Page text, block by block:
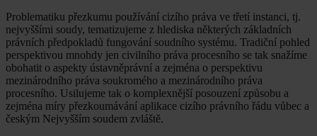
Problematiku přezkumu používání cizího práva ve třetí instanci, tj.
nejvyššími soudy, tematizujeme z hlediska některých základních
právních předpokladů fungování soudního systému. Tradiční pohled
perspektivou mnohdy jen civilního práva procesního se tak snažíme
obohatit o aspekty ústavněprávní a zejména o perspektivu
mezinárodního práva soukromého a mezinárodního práva
procesního. Usilujeme tak o komplexnější posouzení způsobu a
zejména míry přezkoumávání aplikace cizího právního řádu vůbec a
českým Nejvyšším soudem zvláště.